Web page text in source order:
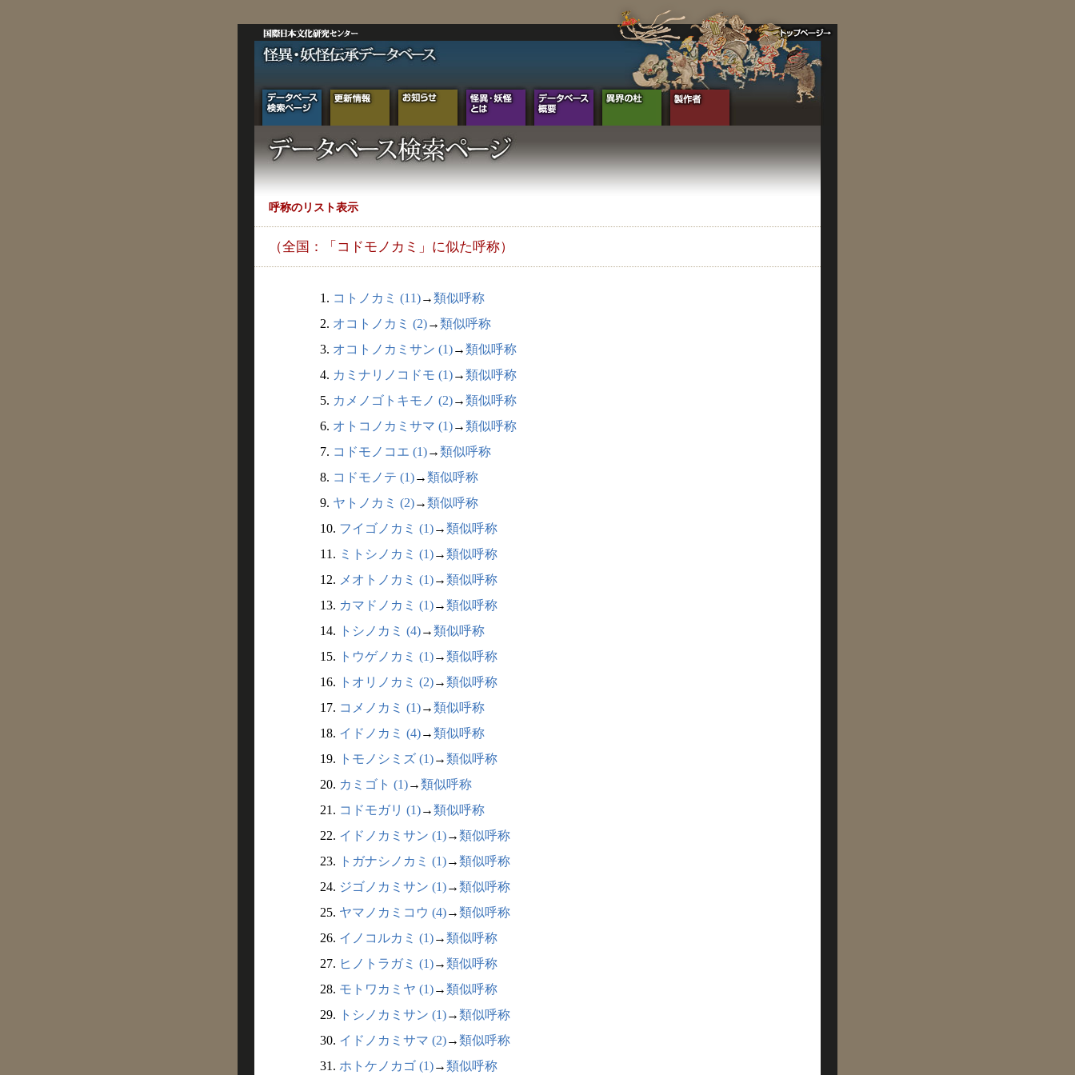
呼称のリスト表示
（全国：「コドモノカミ」に似た呼称）
1. コトノカミ (11)→類似呼称
2. オコトノカミ (2)→類似呼称
3. オコトノカミサン (1)→類似呼称
4. カミナリノコドモ (1)→類似呼称
5. カメノゴトキモノ (2)→類似呼称
6. オトコノカミサマ (1)→類似呼称
7. コドモノコエ (1)→類似呼称
8. コドモノテ (1)→類似呼称
9. ヤトノカミ (2)→類似呼称
10. フイゴノカミ (1)→類似呼称
11. ミトシノカミ (1)→類似呼称
12. メオトノカミ (1)→類似呼称
13. カマドノカミ (1)→類似呼称
14.
トシノカミ (4)→類似呼称
15.
トウゲノカミ (1)→類似呼称
16.
トオリノカミ (2)→類似呼称
17. コメノカミ (1)→類似呼称
18. イドノカミ (4)→類似呼称
19.
トモノシミズ (1)→類似呼称
20. カミゴト (1)→類似呼称
21. コドモガリ (1)→類似呼称
22. イドノカミサン (1)→類似呼称
23.
トガナシノカミ (1)→類似呼称
24. ジゴノカミサン (1)→類似呼称
25. ヤマノカミコウ (4)→類似呼称
26. イノコルカミ (1)→類似呼称
27. ヒノトラガミ (1)→類似呼称
28. モトワカミヤ (1)→類似呼称
29.
トシノカミサン (1)→類似呼称
30. イドノカミサマ (2)→類似呼称
31. ホトケノカゴ (1)→類似呼称